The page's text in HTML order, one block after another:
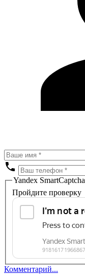
Yandex SmartCaptcha
Пройдите проверку
Комментарий...